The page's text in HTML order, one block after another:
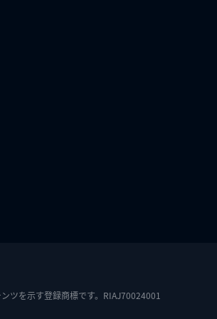
ツを示す登録商標です。RIAJ70024001